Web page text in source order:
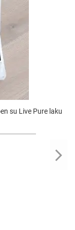
su Live Pure laku